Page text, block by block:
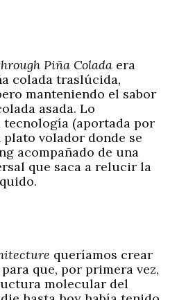
Piña Colada era
colada traslúcida,
manteniendo el sabor
asada. Lo
tecnología (aportada por
plato volador donde se
acompañado de una
que saca a relucir la
queríamos crear
que, por primera vez,
molecular del